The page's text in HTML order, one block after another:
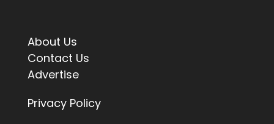
About Us
Contact Us
Advertise
Privacy Policy